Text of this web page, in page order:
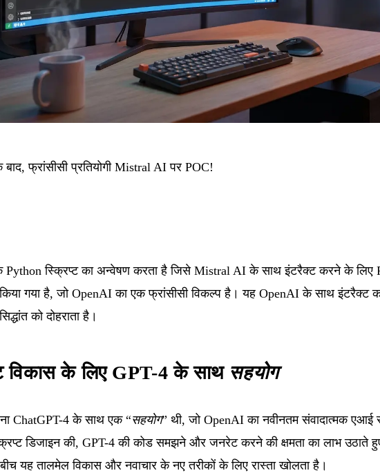
फ्रांसीसी प्रतियोगी Mistral AI पर POC!
स्क्रिप्ट का अन्वेषण करता है जिसे Mistral AI के साथ इंटरैक्ट करने के लिए
गया है, जो OpenAI का एक फ्रांसीसी विकल्प है। यह OpenAI के साथ इंटरैक्ट
को दोहराता है।
विकास के लिए GPT-4 के साथ सहयोग
ChatGPT-4 के साथ एक “सहयोग” थी, जो OpenAI का नवीनतम संवादात्मक
डिजाइन की, GPT-4 की कोड समझने और जनरेट करने की क्षमता का लाभ उठाते
बीच यह तालमेल विकास और नवाचार के नए तरीकों के लिए रास्ता खोलता है।